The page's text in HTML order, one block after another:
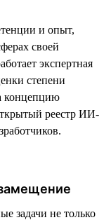
и опыт,
своей
экспертная
степени
концепцию
реестр ИИ-
задачи не только